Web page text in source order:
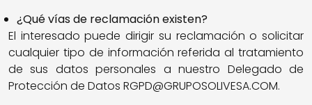
¿Qué vías de reclamación existen?
El interesado puede dirigir su reclamación o solicitar
cualquier tipo de información referida al tratamiento
de sus datos personales a nuestro Delegado de
Protección de Datos RGPD@GRUPOSOLIVESA.COM.